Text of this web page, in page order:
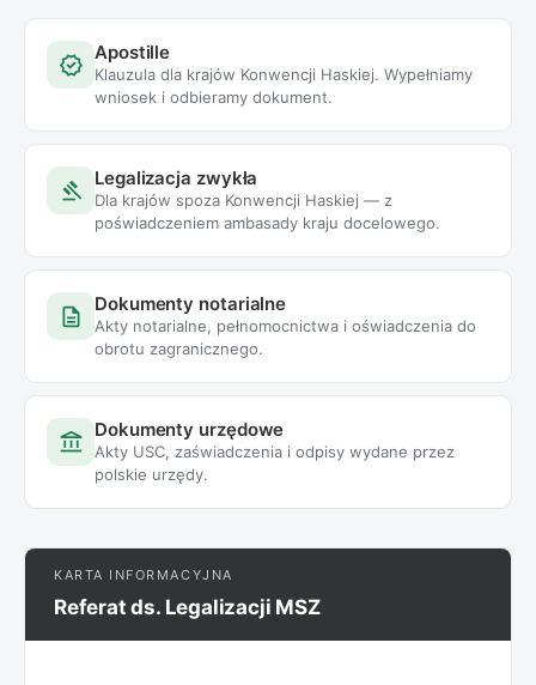
verified Apostille
Klauzula dla krajów Konwencji Haskiej. Wypełniamy
wniosek i odbieramy dokument.
gavel Legalizacja zwykła
Dla krajów spoza Konwencji Haskiej — z
poświadczeniem ambasady kraju docelowego.
description Dokumenty notarialne
Akty notarialne, pełnomocnictwa i oświadczenia do
obrotu zagranicznego.
account_balance Dokumenty urzędowe
Akty USC, zaświadczenia i odpisy wydane przez
polskie urzędy.
KARTA INFORMACYJNA
Referat ds. Legalizacji MSZ